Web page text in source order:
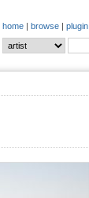
home | browse | plugin